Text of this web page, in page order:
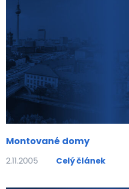
Montované domy
2.11.2005 Celý článek